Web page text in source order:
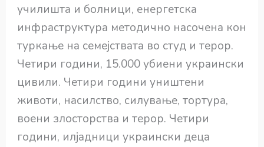
училишта и болници, енергетска
инфраструктура методично насочена кон
туркање на семејствата во студ и терор.
Четири години, 15.000 убиени украински
цивили. Четири години уништени
животи, насилство, силување, тортура,
воени злосторства и терор. Четири
години, илјадници украински деца